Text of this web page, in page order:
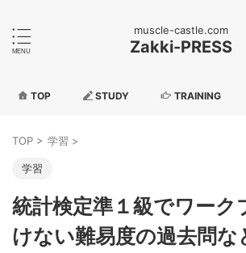
muscle-castle.com
Zakki-PRESS
TOP STUDY TRAINING
TOP > 学習 >
学習
統計検定準１級でワーク
けない難易度の過去問な